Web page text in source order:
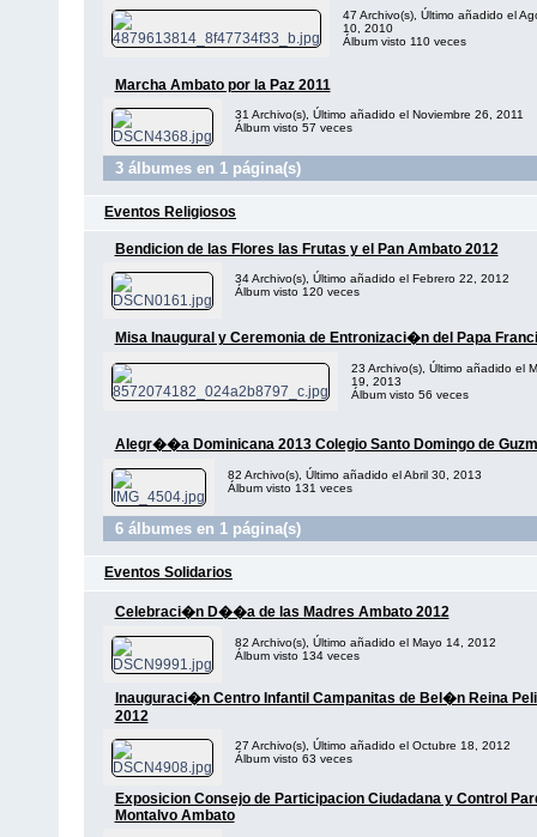
47 Archivo(s), Último añadido el
10, 2010
Álbum visto 110 veces
Marcha Ambato por la Paz 2011
31 Archivo(s), Último añadido el Noviembre 26, 2011
Álbum visto 57 veces
3 álbumes en 1 página(s)
Eventos Religiosos
Bendicion de las Flores las Frutas y el Pan Ambato 2012
34 Archivo(s), Último añadido el Febrero 22, 2012
Álbum visto 120 veces
Misa Inaugural y Ceremonia de Entronizaci�n del Papa
23 Archivo(s), Último añadido el
19, 2013
Álbum visto 56 veces
Alegr��a Dominicana 2013 Colegio Santo Domingo de
82 Archivo(s), Último añadido el Abril 30, 2013
Álbum visto 131 veces
6 álbumes en 1 página(s)
Eventos Solidarios
Celebraci�n D��a de las Madres Ambato 2012
82 Archivo(s), Último añadido el Mayo 14, 2012
Álbum visto 134 veces
Inauguraci�n Centro Infantil Campanitas de Bel�n Reina
2012
27 Archivo(s), Último añadido el Octubre 18, 2012
Álbum visto 63 veces
Exposicion Consejo de Participacion Ciudadana y Control
Montalvo Ambato